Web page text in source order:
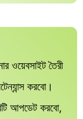
ওয়েবসাইট তৈরী
করবো।
আপডেট করবো,